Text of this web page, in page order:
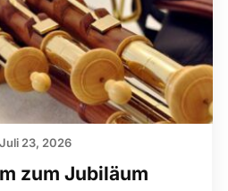
zum Jubiläum
Juli 23, 2026